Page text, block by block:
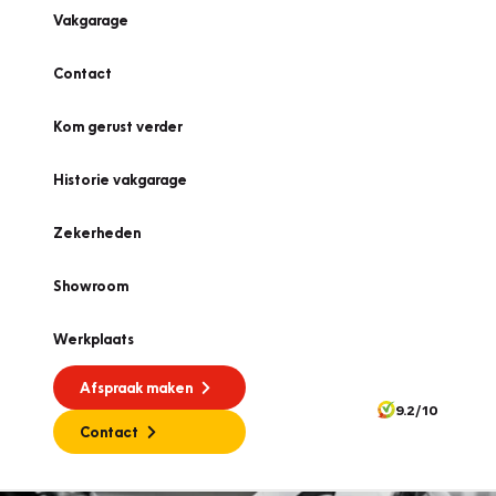
Vakgarage
Contact
Kom gerust verder
Historie vakgarage
Zekerheden
Showroom
Werkplaats
Afspraak maken
Contact
9.2/10